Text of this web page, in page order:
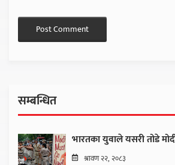
सम्बन्धित
भारतका युवाले यसरी तोडे
श्रावण २२, २०८३